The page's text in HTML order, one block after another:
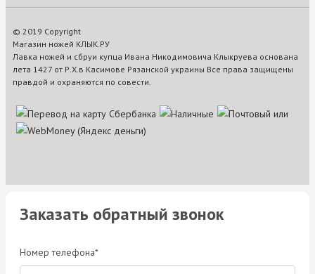
© 2019 Copyright
Магазин ножей КЛЫК.РУ
Лавка ножей и сбруи купца Ивана Никодимовича Клыкруева основана
лета 1427 от Р.Х.в Касимове Рязанской украины Все права защищены
правдой и охраняются по совести.
Заказать обратный звонок
Номер телефона*